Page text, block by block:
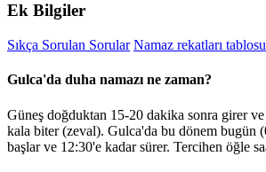
Ek Bilgiler
Sıkça Sorulan Sorular Namaz rekatları tablosu
Gulca'da duha namazı ne zaman?
Güneş doğduktan 15-20 dakika sonra girer
kala biter (zeval). Gulca'da bu dönem bugün
başlar ve 12:30'e kadar sürer. Tercihen öğle